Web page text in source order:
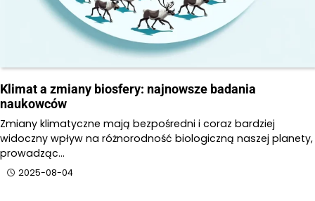
Klimat a zmiany biosfery: najnowsze badania
naukowców
Zmiany klimatyczne mają bezpośredni i coraz bardziej
widoczny wpływ na różnorodność biologiczną naszej planety,
prowadząc…
2025-08-04